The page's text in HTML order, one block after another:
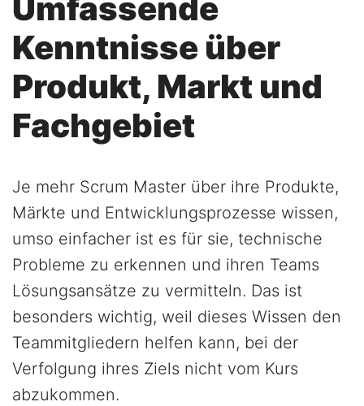
Umfassende
Kenntnisse über
Produkt, Markt und
Fachgebiet
Je mehr Scrum Master über ihre Produkte,
Märkte und Entwicklungsprozesse wissen,
umso einfacher ist es für sie, technische
Probleme zu erkennen und ihren Teams
Lösungsansätze zu vermitteln. Das ist
besonders wichtig, weil dieses Wissen den
Teammitgliedern helfen kann, bei der
Verfolgung ihres Ziels nicht vom Kurs
abzukommen.